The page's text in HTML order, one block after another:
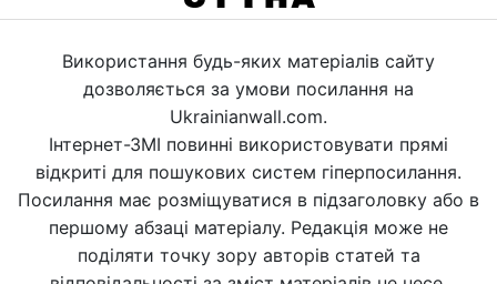
Використання будь-яких матеріалів сайту
дозволяється за умови посилання на
Ukrainianwall.com.
Інтернет-ЗМІ повинні використовувати прямі
відкриті для пошукових систем гіперпосилання.
Посилання має розміщуватися в підзаголовку або в
першому абзаці матеріалу. Редакція може не
поділяти точку зору авторів статей та